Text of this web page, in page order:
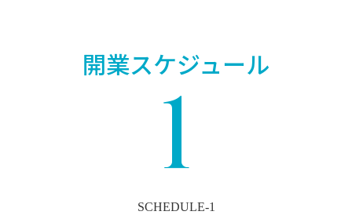
開業スケジュール
1
SCHEDULE-1